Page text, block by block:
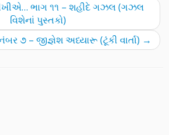
ભાગ ૧૧ – શહીદે ગઝલ (ગઝલ
વિશેનાં પુસ્તકો)
૭ – જીજ્ઞેશ અધ્યારૂ (ટૂંકી વાર્તા) →